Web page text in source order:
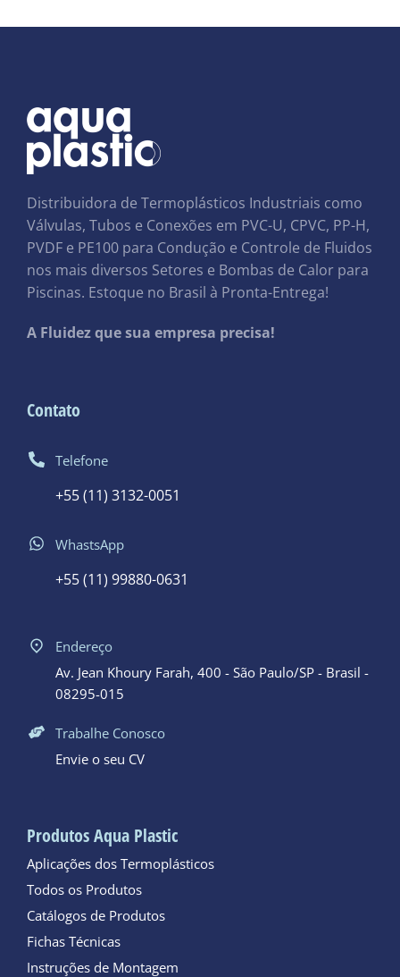
Distribuidora de Termoplásticos Industriais como
Válvulas, Tubos e Conexões em PVC-U, CPVC, PP-H,
PVDF e PE100 para Condução e Controle de Fluidos
nos mais diversos Setores e Bombas de Calor para
Piscinas. Estoque no Brasil à Pronta-Entrega!
A Fluidez que sua empresa precisa!
Contato
Telefone
+55 (11) 3132-0051
WhastsApp
+55 (11) 99880-0631
Endereço
Av. Jean Khoury Farah, 400 - São Paulo/SP - Brasil -
08295-015
Trabalhe Conosco
Envie o seu CV
Produtos Aqua Plastic
Aplicações dos Termoplásticos
Todos os Produtos
Catálogos de Produtos
Fichas Técnicas
Instruções de Montagem